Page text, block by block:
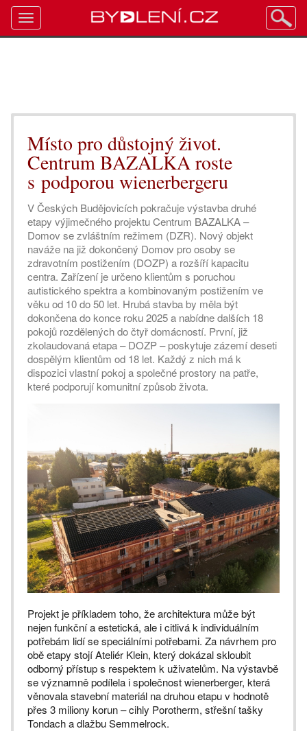
Místo pro důstojný život.
Centrum BAZALKA roste
s podporou wienerbergeru
V Českých Budějovicích pokračuje výstavba druhé
etapy výjimečného projektu Centrum BAZALKA –
Domov se zvláštním režimem (DZR). Nový objekt
naváže na již dokončený Domov pro osoby se
zdravotním postižením (DOZP) a rozšíří kapacitu
centra. Zařízení je určeno klientům s poruchou
autistického spektra a kombinovaným postižením ve
věku od 10 do 50 let. Hrubá stavba by měla být
dokončena do konce roku 2025 a nabídne dalších 18
pokojů rozdělených do čtyř domácností. První, již
zkolaudovaná etapa – DOZP – poskytuje zázemí deseti
dospělým klientům od 18 let. Každý z nich má k
dispozici vlastní pokoj a společné prostory na patře,
které podporují komunitní způsob života.
Projekt je příkladem toho, že architektura může být
nejen funkční a estetická, ale i citlivá k individuálním
potřebám lidí se speciálními potřebami. Za návrhem pro
obě etapy stojí Ateliér Klein, který dokázal skloubit
odborný přístup s respektem k uživatelům. Na výstavbě
se významně podílela i společnost wienerberger, která
věnovala stavební materiál na druhou etapu v hodnotě
přes 3 miliony korun – cihly Porotherm, střešní tašky
Tondach a dlažbu Semmelrock.
Toggle
navigation